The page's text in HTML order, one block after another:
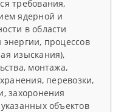
требования,
ядерной и
в области
процессов
изыскания),
монтажа,
перевозки,
захоронения
объектов